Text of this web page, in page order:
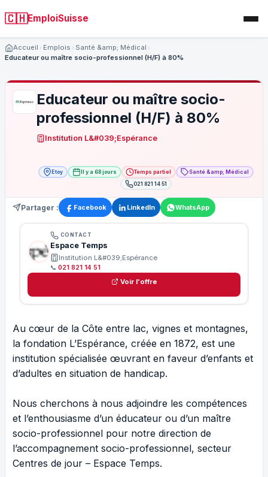
🇨🇭EmploiSuisse
Accueil Emplois
Santé &amp; Médical
Educateur ou maître socio-professionnel (H/F) à 80%
Educateur ou maître socio-
professionnel (H/F) à 80%
Institution L&#039;Espérance
Etoy Il y a 68 jours Temps partiel
Santé &amp; Médical
021 821 14 51
Partager : Facebook LinkedIn WhatsApp
CONTACT
Espace Temps
Institution L&#039;Espérance
📞 021 821 14 51
Voir l'offre
Au cœur de la Côte entre lac, vignes et montagnes,
la fondation L’Espérance, créée en 1872, est une
institution spécialisée œuvrant en faveur d’enfants et
d’adultes en situation de handicap.
Nous cherchons à nous adjoindre les compétences
et l’enthousiasme d’un éducateur ou d’un maître
socio-professionnel pour notre direction de
l’accompagnement socio-professionnel, secteur
Centres de jour – Espace Temps.